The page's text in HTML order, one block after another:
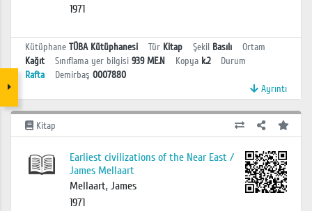
1971
Kütüphane TÜBA Kütüphanesi Tür Kitap Şekil Basılı
Ortam
Kağıt
Sınıflama yer bilgisi 939 ME.N Kopya k.2
Durum
Rafta
Demirbaş 0007880
Ayrıntı
Kitap
Earliest civilizations of the Near East /
James Mellaart
Mellaart, James
1971